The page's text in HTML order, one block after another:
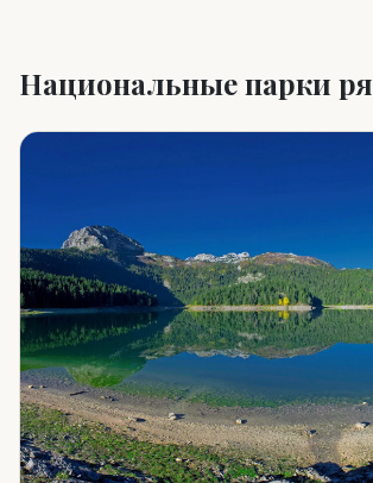
Национальные парки